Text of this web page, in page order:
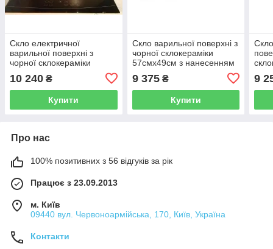
Скло електричної
варильної поверхні з
чорної склокераміки
60смх51см з нанесенням
зображення КУ (кнопок
управління)
10 240 ₴
Купити
Скло варильної поверхні з
чорної склокераміки
57смх49см з нанесенням
управління)
9 375₴
Купити
9
Про нас
100% позитивних з 56 відгуків за рік
Працює з 23.09.2013
м. Київ
09440 вул. Червоноармійська, 170, Київ, Україна
Контакти